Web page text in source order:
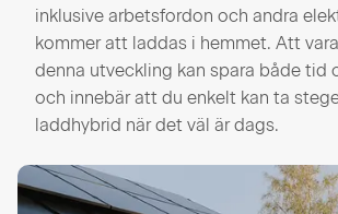
inklusive arbetsfordon och andra
kommer att laddas i hemmet. Att
denna utveckling kan spara både tid
och innebär att du enkelt kan ta
laddhybrid när det väl är dags.